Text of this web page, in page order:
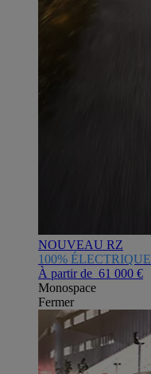
NOUVEAU RZ
100% ÉLECTRIQUE
À partir de 61 000 €
Monospace
Fermer